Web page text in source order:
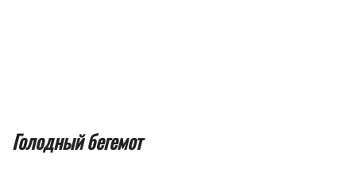
Голодный бегемот